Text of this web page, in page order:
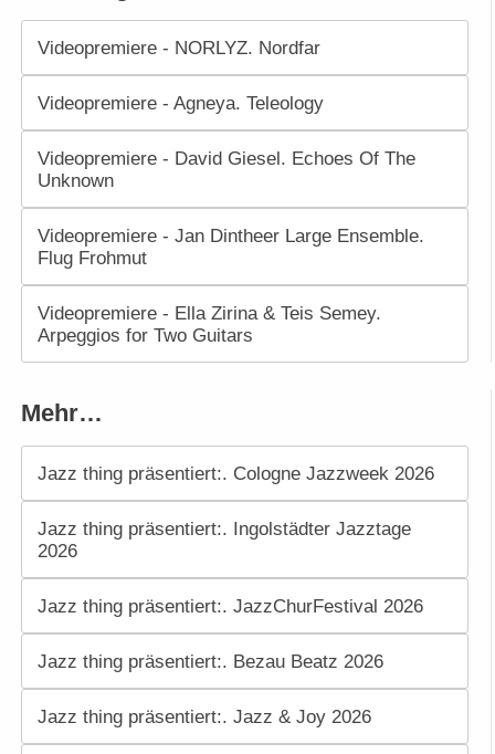
Videopremiere - NORLYZ. Nordfar
Videopremiere - Agneya. Teleology
Videopremiere - David Giesel. Echoes Of The
Unknown
Videopremiere - Jan Dintheer Large Ensemble.
Flug Frohmut
Videopremiere - Ella Zirina & Teis Semey.
Arpeggios for Two Guitars
Mehr…
Jazz thing präsentiert:. Cologne Jazzweek 2026
Jazz thing präsentiert:. Ingolstädter Jazztage
2026
Jazz thing präsentiert:. JazzChurFestival 2026
Jazz thing präsentiert:. Bezau Beatz 2026
Jazz thing präsentiert:. Jazz & Joy 2026